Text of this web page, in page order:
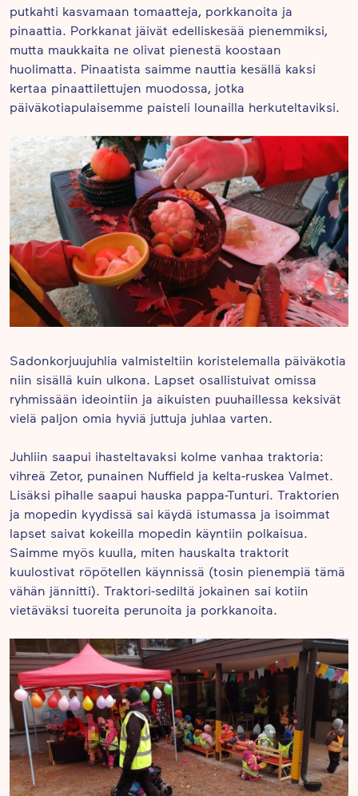
putkahti kasvamaan tomaatteja, porkkanoita ja
pinaattia. Porkkanat jäivät edelliskesää pienemmiksi,
mutta maukkaita ne olivat pienestä koostaan
huolimatta. Pinaatista saimme nauttia kesällä kaksi
kertaa pinaattilettujen muodossa, jotka
päiväkotiapulaisemme paisteli lounailla herkuteltaviksi.
Sadonkorjuujuhlia valmisteltiin koristelemalla päiväkotia
niin sisällä kuin ulkona. Lapset osallistuivat omissa
ryhmissään ideointiin ja aikuisten puuhaillessa keksivät
vielä paljon omia hyviä juttuja juhlaa varten.
Juhliin saapui ihasteltavaksi kolme vanhaa traktoria:
vihreä Zetor, punainen Nuffield ja kelta-ruskea Valmet.
Lisäksi pihalle saapui hauska pappa-Tunturi. Traktorien
ja mopedin kyydissä sai käydä istumassa ja isoimmat
lapset saivat kokeilla mopedin käyntiin polkaisua.
Saimme myös kuulla, miten hauskalta traktorit
kuulostivat röpötellen käynnissä (tosin pienempiä tämä
vähän jännitti). Traktori-sediltä jokainen sai kotiin
vietäväksi tuoreita perunoita ja porkkanoita.